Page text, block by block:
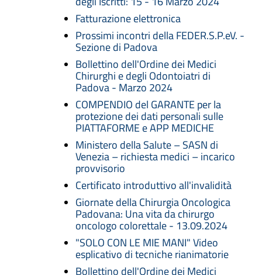
Fatturazione elettronica
Prossimi incontri della FEDER.S.P.eV. -
Sezione di Padova
Bollettino dell'Ordine dei Medici
Chirurghi e degli Odontoiatri di
Padova - Marzo 2024
COMPENDIO del GARANTE per la
protezione dei dati personali sulle
PIATTAFORME e APP MEDICHE
Ministero della Salute – SASN di
Venezia – richiesta medici – incarico
provvisorio
Certificato introduttivo all'invalidità
Giornate della Chirurgia Oncologica
Padovana: Una vita da chirurgo
oncologo colorettale - 13.09.2024
"SOLO CON LE MIE MANI" Video
esplicativo di tecniche rianimatorie
Bollettino dell'Ordine dei Medici